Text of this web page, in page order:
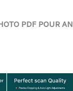
PDF POUR